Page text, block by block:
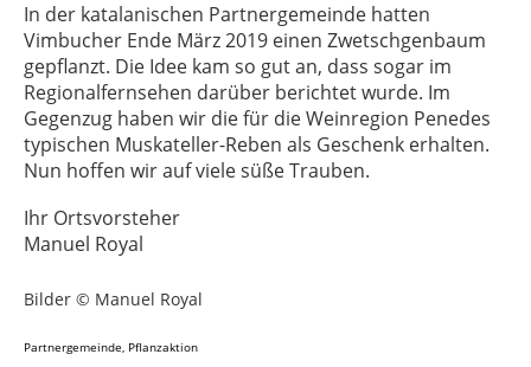
In der katalanischen Partnergemeinde hatten
Vimbucher Ende März 2019 einen Zwetschgenbaum
gepflanzt. Die Idee kam so gut an, dass sogar im
Regionalfernsehen darüber berichtet wurde. Im
Gegenzug haben wir die für die Weinregion Penedes
typischen Muskateller-Reben als Geschenk erhalten.
Nun hoffen wir auf viele süße Trauben.
Ihr Ortsvorsteher
Manuel Royal
Bilder © Manuel Royal
Partnergemeinde, Pflanzaktion